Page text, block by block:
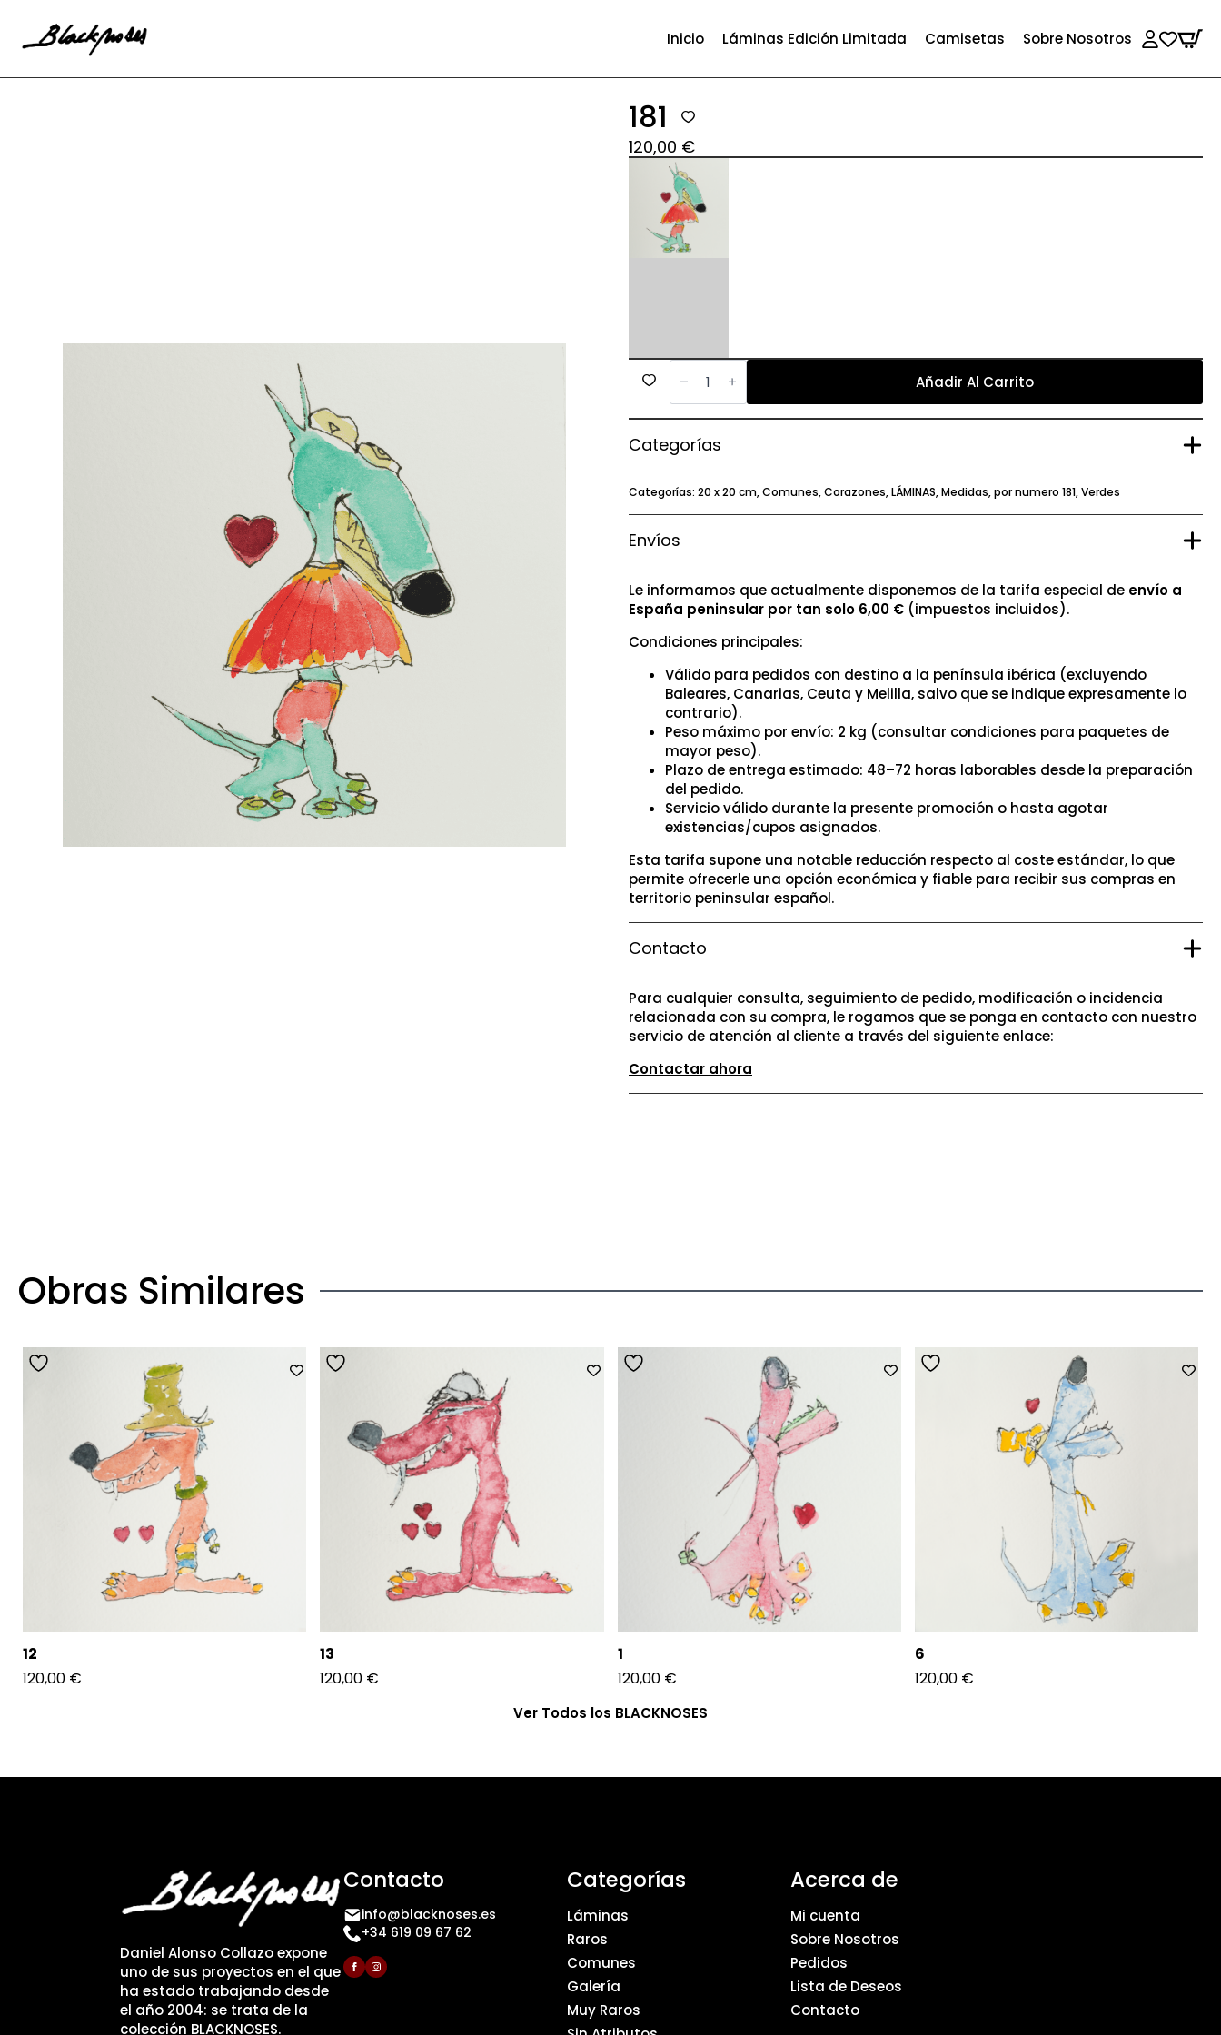
Inicio Láminas Edición Limitada Camisetas Sobre Nosotros
181
120,00 €
181
cantidad Añadir Al Carrito
Categorías
Categorías: 20 x 20 cm,Comunes,Corazones,LÁMINAS,Medidas,por numero 181,Verdes
Envíos
Le informamos que actualmente disponemos de la tarifa especial de envío a
España peninsular por tan solo 6,00 € (impuestos incluidos).
Condiciones principales:
Válido para pedidos con destino a la península ibérica (excluyendo
Baleares, Canarias, Ceuta y Melilla, salvo que se indique expresamente lo
contrario).
Peso máximo por envío: 2 kg (consultar condiciones para paquetes de
mayor peso).
Plazo de entrega estimado: 48–72 horas laborables desde la preparación
del pedido.
Servicio válido durante la presente promoción o hasta agotar
existencias/cupos asignados.
Esta tarifa supone una notable reducción respecto al coste estándar, lo que
permite ofrecerle una opción económica y fiable para recibir sus compras en
territorio peninsular español.
Contacto
Para cualquier consulta, seguimiento de pedido, modificación o incidencia
relacionada con su compra, le rogamos que se ponga en contacto con nuestro
servicio de atención al cliente a través del siguiente enlace:
Contactar ahora
Obras Similares
12
120,00 €
13
120,00 €
1
120,00 €
6
120,00 €
Ver Todos los BLACKNOSES
Daniel Alonso Collazo expone
uno de sus proyectos en el que
ha estado trabajando desde
el año 2004: se trata de la
colección BLACKNOSES.
Contacto
info@blacknoses.es
+34 619 09 67 62
Categorías
Láminas
Raros
Comunes
Galería
Muy Raros
Acerca de
Mi cuenta
Sobre Nosotros
Pedidos
Lista de Deseos
Contacto